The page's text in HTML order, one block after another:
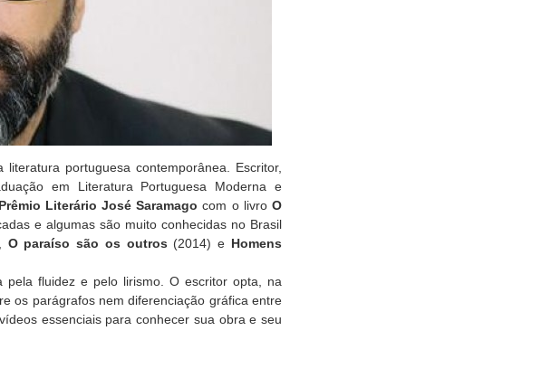
portuguesa contemporânea. Escritor,
em Literatura Portuguesa Moderna e
Prêmio Literário José Saramago com o livro O
e algumas são muito conhecidas no Brasil
O paraíso são os outros (2014) e Homens
pela fluidez e pelo lirismo. O escritor opta, na
os parágrafos nem diferenciação gráfica entre
essenciais para conhecer sua obra e seu